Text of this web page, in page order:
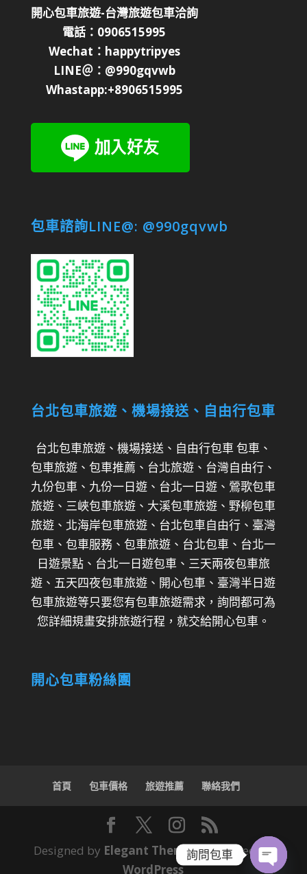
開心包車旅遊-台灣旅遊包車洽詢
電話：0906515995
Wechat：happytripyes
LINE＠：@990gqvwb
Whastapp:+8906515995
包車諮詢LINE@: @990gqvwb
台北包車旅遊、機場接送、自由行包車
台北包車旅遊、機場接送、自由行包車 包車、
包車旅遊、包車推薦、台北旅遊、台灣自由行、
九份包車、九份一日遊、台北一日遊、鶯歌包車
旅遊、三峽包車旅遊、大溪包車旅遊、野柳包車
旅遊、北海岸包車旅遊、台北包車自由行、臺灣
包車、包車服務、包車旅遊、台北包車、台北一
日遊景點、台北一日遊包車、三天兩夜包車旅
遊、五天四夜包車旅遊、開心包車、臺灣半日遊
包車旅遊等只要您有包車旅遊需求，詢問都可為
您詳細規畫安排旅遊行程，就交給開心包車。
開心包車粉絲團
首頁 包車價格 旅遊推薦 聯絡我們
Designed by Elegant Themes| Powered by
WordPress
詢問包車